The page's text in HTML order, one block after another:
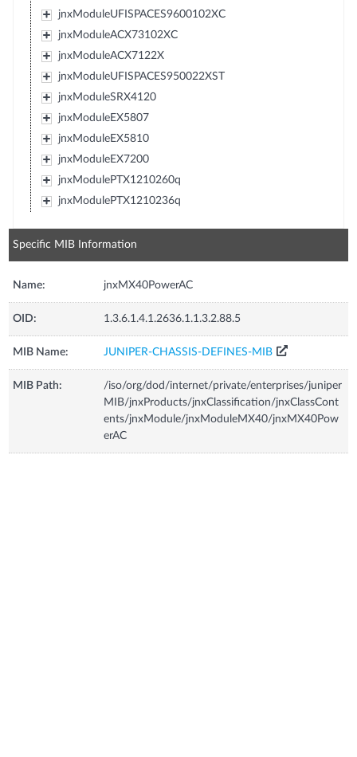
jnxModuleUFISPACES9600102XC
jnxModuleACX73102XC
jnxModuleACX7122X
jnxModuleUFISPACES950022XST
jnxModuleSRX4120
jnxModuleEX5807
jnxModuleEX5810
jnxModuleEX7200
jnxModulePTX1210260q
jnxModulePTX1210236q
Specific MIB Information
Name: jnxMX40PowerAC
OID: 1.3.6.1.4.1.2636.1.1.3.2.88.5
MIB Name: JUNIPER-CHASSIS-DEFINES-MIB
MIB Path:
/iso/org/dod/internet/private/enterprises/juniper
MIB/jnxProducts/jnxClassification/jnxClassCont
ents/jnxModule/jnxModuleMX40/jnxMX40Pow
erAC